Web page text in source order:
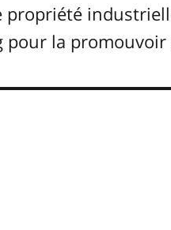
propriété
la